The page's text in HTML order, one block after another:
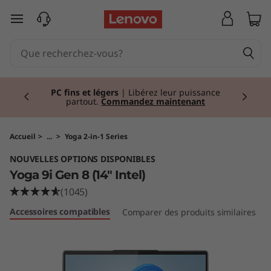
Y
G
e
n
passer au contenu principal
PC fins et légers | Libérez leur puissance
partout. Commandez maintenant
Accueil > ... > Yoga 2-in-1 Series
NOUVELLES OPTIONS DISPONIBLES
Yoga 9i Gen 8 (14" Intel)
(1045)
Accessoires compatibles Comparer des produits similaires